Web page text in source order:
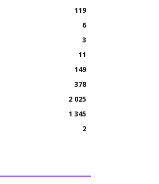
119
6
3
11
149
378
2 025
1 345
2